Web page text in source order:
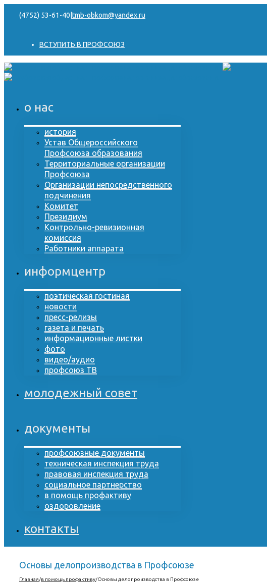
(4752) 53-61-40 tmb-obkom@yandex.ru
ВСТУПИТЬ В ПРОФСОЮЗ
о нас
история
Устав Общероссийского
Профсоюза образования
Территориальные организации
Профсоюза
Организации непосредственного
подчинения
Комитет
Президиум
Контрольно-ревизионная
комиссия
Работники аппарата
информцентр
поэтическая гостиная
новости
пресс-релизы
газета и печать
информационные листки
фото
видео/аудио
профсоюз ТВ
молодежный совет
документы
профсоюзные документы
техническая инспекция труда
правовая инспекция труда
социальное партнерство
в помощь профактиву
оздоровление
контакты
Основы делопроизводства в Профсоюзе
Главная/в помощь профактиву/Основы делопроизводства в Профсоюзе